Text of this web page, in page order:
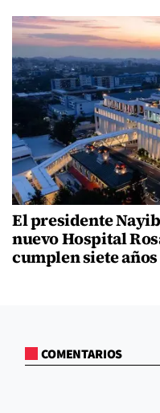
El presidente
nuevo Hospital
cumplen siete
COMENTARIOS